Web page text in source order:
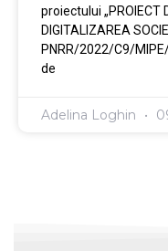
proiectului „PROIECT
DIGITALIZAREA
PNRR/2022/C9/
de
Adelina Loghin